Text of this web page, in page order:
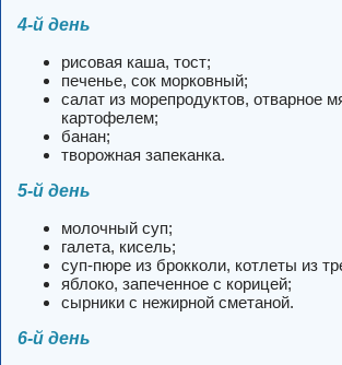
4-й день
рисовая каша, тост;
печенье, сок морковный;
салат из морепродуктов, отварное
картофелем;
банан;
творожная запеканка.
5-й день
молочный суп;
галета, кисель;
суп-пюре из брокколи, котлеты из
яблоко, запеченное с корицей;
сырники с нежирной сметаной.
6-й день